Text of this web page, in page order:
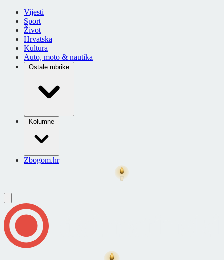
Vijesti
Sport
Život
Hrvatska
Kultura
Auto, moto & nautika
Ostale rubrike
Kolumne
Zbogom.hr